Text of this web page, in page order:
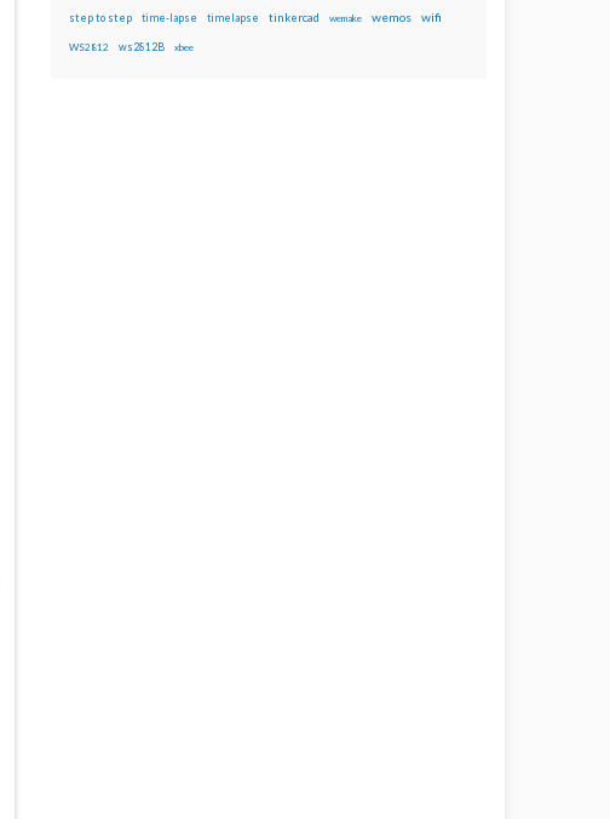
step to step time-lapse timelapse tinkercad wemake wemos wifi
WS2812 ws2812B xbee